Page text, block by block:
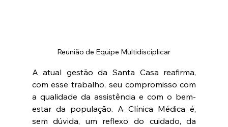
Reunião de Equipe Multidisciplicar
A atual gestão da Santa Casa reafirma,
com esse trabalho, seu compromisso com
a qualidade da assistência e com o bem-
estar da população. A Clínica Médica é,
sem dúvida, um reflexo do cuidado, da